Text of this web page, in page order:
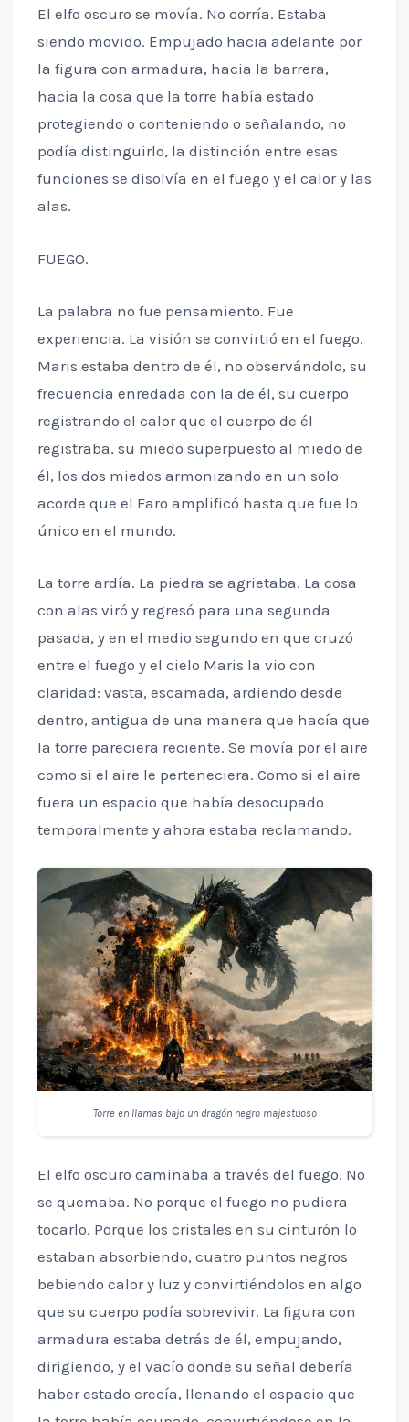
El elfo oscuro se movía. No corría. Estaba
siendo movido. Empujado hacia adelante por
la figura con armadura, hacia la barrera,
hacia la cosa que la torre había estado
protegiendo o conteniendo o señalando, no
podía distinguirlo, la distinción entre esas
funciones se disolvía en el fuego y el calor y las
alas.
FUEGO.
La palabra no fue pensamiento. Fue
experiencia. La visión se convirtió en el fuego.
Maris estaba dentro de él, no observándolo, su
frecuencia enredada con la de él, su cuerpo
registrando el calor que el cuerpo de él
registraba, su miedo superpuesto al miedo de
él, los dos miedos armonizando en un solo
acorde que el Faro amplificó hasta que fue lo
único en el mundo.
La torre ardía. La piedra se agrietaba. La cosa
con alas viró y regresó para una segunda
pasada, y en el medio segundo en que cruzó
entre el fuego y el cielo Maris la vio con
claridad: vasta, escamada, ardiendo desde
dentro, antigua de una manera que hacía que
la torre pareciera reciente. Se movía por el aire
como si el aire le perteneciera. Como si el aire
fuera un espacio que había desocupado
temporalmente y ahora estaba reclamando.
Torre en llamas bajo un dragón negro majestuoso
El elfo oscuro caminaba a través del fuego. No
se quemaba. No porque el fuego no pudiera
tocarlo. Porque los cristales en su cinturón lo
estaban absorbiendo, cuatro puntos negros
bebiendo calor y luz y convirtiéndolos en algo
que su cuerpo podía sobrevivir. La figura con
armadura estaba detrás de él, empujando,
dirigiendo, y el vacío donde su señal debería
haber estado crecía, llenando el espacio que